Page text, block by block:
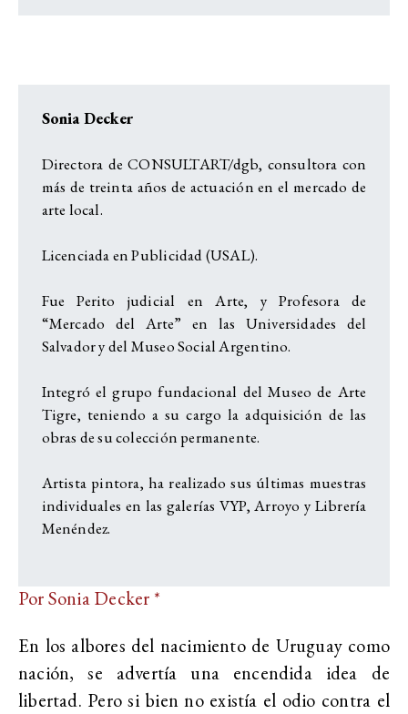
Sonia Decker
Directora de CONSULTART/dgb, consultora con
más de treinta años de actuación en el mercado de
arte local.
Licenciada en Publicidad (USAL).
Fue Perito judicial en Arte, y Profesora de
“Mercado del Arte” en las Universidades del
Salvador y del Museo Social Argentino.
Integró el grupo fundacional del Museo de Arte
Tigre, teniendo a su cargo la adquisición de las
obras de su colección permanente.
Artista pintora, ha realizado sus últimas muestras
individuales en las galerías VYP, Arroyo y Librería
Menéndez.
Por Sonia Decker *
En los albores del nacimiento de Uruguay como
nación, se advertía una encendida idea de
libertad. Pero si bien no existía el odio contra el